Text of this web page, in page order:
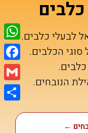
לבעלי כלבים.
הכלבים.
הנובחים.
←